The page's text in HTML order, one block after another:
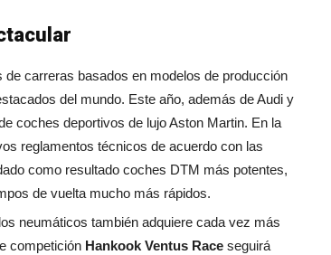
carreras basados en modelos de producción
del mundo. Este año, además de Audi y
coches deportivos de lujo Aston Martin. En la
reglamentos técnicos de acuerdo con las
como resultado coches DTM más potentes,
de vuelta mucho más rápidos.
neumáticos también adquiere cada vez más
competición Hankook Ventus Race seguirá